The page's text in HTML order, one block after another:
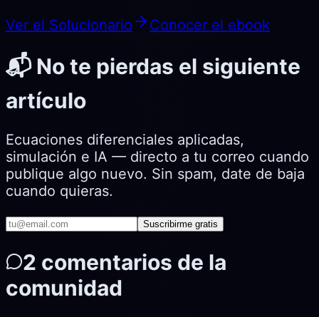
Ver el Solucionario Conocer el ebook
📬 No te pierdas el siguiente
artículo
Ecuaciones diferenciales aplicadas,
simulación e IA — directo a tu correo cuando
publique algo nuevo. Sin spam, date de baja
cuando quieras.
Suscribirme gratis
2 comentarios de la
comunidad